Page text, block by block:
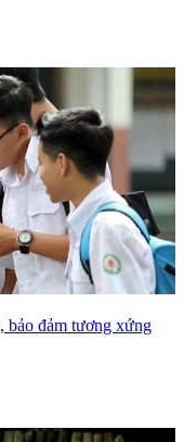
bảo đảm tương xứng